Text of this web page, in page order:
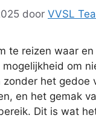
door VVSL
te reizen waar
om
het gedoe
en het gemak
Dit is wat